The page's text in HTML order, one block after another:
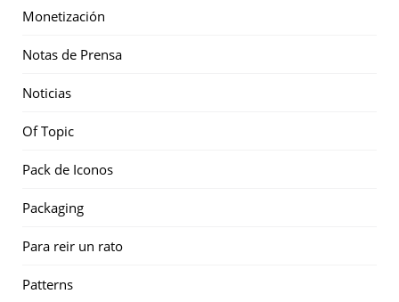
Monetización
Notas de Prensa
Noticias
Of Topic
Pack de Iconos
Packaging
Para reir un rato
Patterns